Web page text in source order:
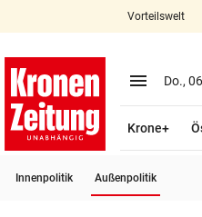
account_circle Anmelden
Vorteilswelt
menu Menü
Do.,
Krone+
Innenpolitik Außenpolitik